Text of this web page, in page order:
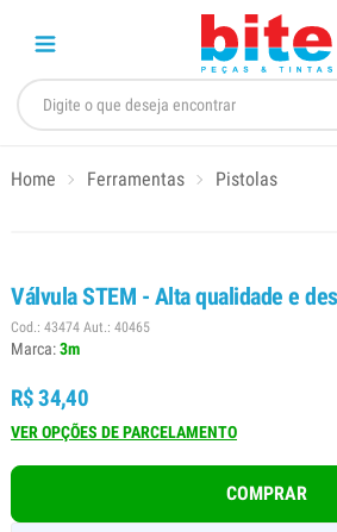
Home Ferramentas Pistolas
Válvula STEM - Alta qualidade e
Cod.: 43474 Aut.: 40465
Marca:3m
R$ 34,40
VER OPÇÕES DE PARCELAMENTO
COMPRAR